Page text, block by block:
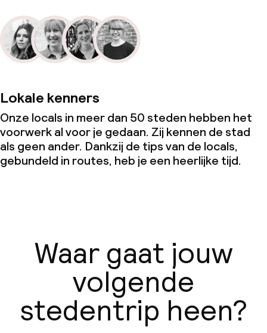
Lokale kenners
Onze locals in meer dan 50 steden hebben het
voorwerk al voor je gedaan. Zij kennen de stad
als geen ander. Dankzij de tips van de locals,
gebundeld in routes, heb je een heerlijke tijd.
Waar gaat jouw
volgende
stedentrip heen?